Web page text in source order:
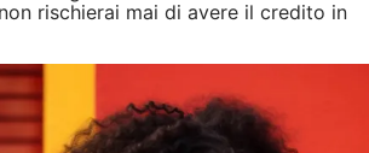
rischierai mai di avere il credito in